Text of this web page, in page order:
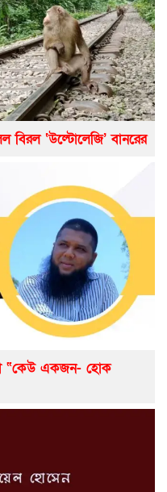
বিরল ‘উল্টোলেজি’ বানরের
“কেউ একজন- হোক